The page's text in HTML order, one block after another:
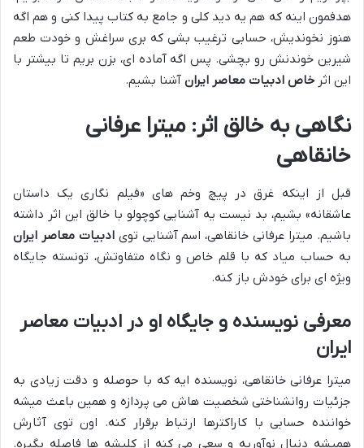
هدفمون اینه که هم یه دید کلی و جامع به کتاب پیدا کنی و هم اگه
هنوز نخوندیش، حسابی ترغیب بشی که بری سراغش و خودت طعم
شیرین خوندنش رو بچشی. پس اگه آماده ای، بزن بریم تا بیشتر با
این اثر خاص ادبیات معاصر ایران آشنا بشیم.
نگاهی به خالق اثر: میترا عرفانی
خانقاهی
قبل از اینکه غرق در پیچ وخم های «فیلم نگاری یک داستان
عاشقانه» بشیم، بد نیست یه آشنایی کوچولو با خالق این اثر داشته
باشیم. میترا عرفانی خانقاهی، اسم آشنایی تویادبیات معاصر ایران
به حساب میاد که با قلم خاص و نگاه متفاوتش، تونسته جایگاه
ویژه ای برای خودش باز کنه.
معرفی نویسنده و جایگاه او در ادبیات معاصر
ایران
میترا عرفانی خانقاهی، نویسنده ایه که با حوصله و دقت زیادی به
جزئیات روانشناختی شخصیت هاش می پردازه و همین باعث میشه
خواننده حسابی با کاراکترها ارتباط برقرار کنه. اون توی آثارش
همیشه دنبال نوآوریه و سعی می کنه از کلیشه ها فاصله بگیره.